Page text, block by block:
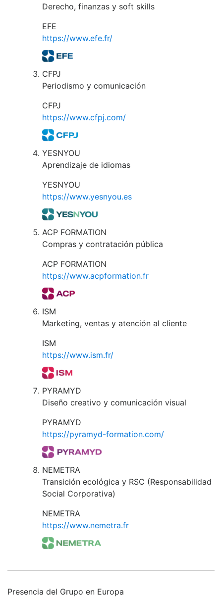
Derecho, finanzas y soft skills
EFE
https://www.efe.fr/
CFPJ
Periodismo y comunicación
CFPJ
https://www.cfpj.com/
YESNYOU
Aprendizaje de idiomas
YESNYOU
https://www.yesnyou.es
ACP FORMATION
Compras y contratación pública
ACP FORMATION
https://www.acpformation.fr
ISM
Marketing, ventas y atención al cliente
ISM
https://www.ism.fr/
PYRAMYD
Diseño creativo y comunicación visual
PYRAMYD
https://pyramyd-formation.com/
NEMETRA
Transición ecológica y RSC (Responsabilidad
Social Corporativa)
NEMETRA
https://www.nemetra.fr
Presencia del Grupo en Europa